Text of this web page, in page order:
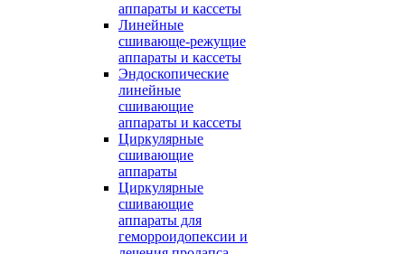
аппараты и кассеты
Линейные
сшивающе-режущие
аппараты и кассеты
Эндоскопические
линейные
сшивающие
аппараты и кассеты
Циркулярные
сшивающие
аппараты
Циркулярные
сшивающие
аппараты для
геморроидопексии и